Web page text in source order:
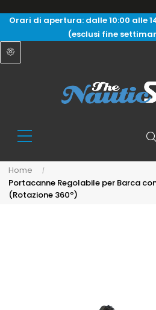
Orari di apertura: dalle 10:00 alle
(esclusi fine
Home
Portacanne Regolabile per Barca
(Rotazione 360º)